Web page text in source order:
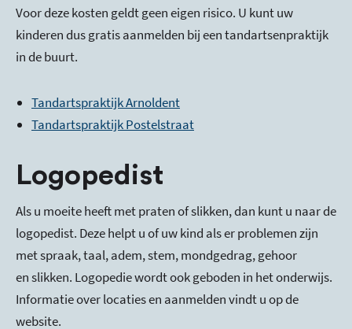
Voor deze kosten geldt geen eigen risico. U kunt uw
kinderen dus gratis aanmelden bij een tandartsenpraktijk
in de buurt.
Tandartspraktijk Arnoldent
Tandartspraktijk Postelstraat
Logopedist
Als u moeite heeft met praten of slikken, dan kunt u naar de
logopedist. Deze helpt u of uw kind als er problemen zijn
met spraak, taal, adem, stem, mondgedrag, gehoor
en slikken. Logopedie wordt ook geboden in het onderwijs.
Informatie over locaties en aanmelden vindt u op de
website.